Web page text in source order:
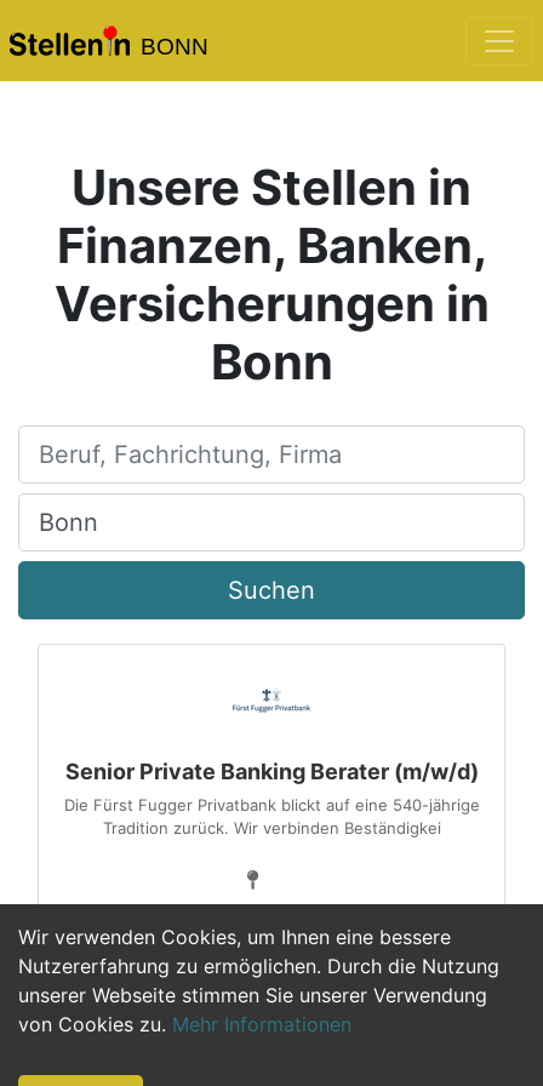
BONN
Wir verwenden Cookies, um Ihnen eine bessere
Nutzererfahrung zu ermöglichen. Durch die Nutzung
unserer Webseite stimmen Sie unserer Verwendung
von Cookies zu. Mehr Informationen
Unsere Stellen in
Finanzen, Banken,
Versicherungen in
Bonn
Beruf, Fachrichtung, Firma
Ort, Stadt
Suchen
Senior Private Banking Berater (m/w/d)
Die Fürst Fugger Privatbank blickt auf eine 540-jährige
Tradition zurück. Wir verbinden Beständigkei
1